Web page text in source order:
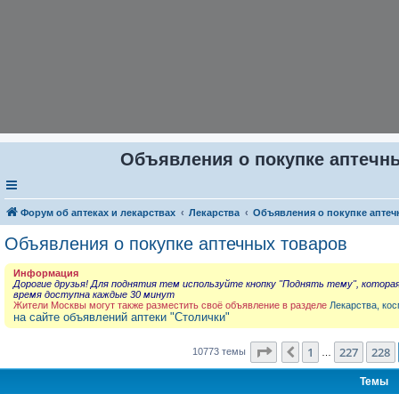
Объявления о покупке
Форум об аптеках и лекарствах Лекарства Объявления о покупке
Объявления о покупке аптечных товаров
Информация
Дорогие друзья! Для поднятия тем используйте кнопку "Поднять тему",
время доступна каждые 30 минут
Жители Москвы могут также разместить своё объявление в разделе Лекарства,
на сайте объявлений аптеки "Столички"
10773 темы Страница 229из 431
Пред.
1 227 228
Темы